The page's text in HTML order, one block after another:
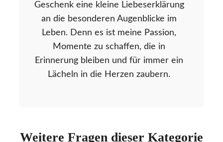
Geschenk eine kleine Liebeserklärung
an die besonderen Augenblicke im
Leben. Denn es ist meine Passion,
Momente zu schaffen, die in
Erinnerung bleiben und für immer ein
Lächeln in die Herzen zaubern.
Weitere Fragen dieser Kategorie